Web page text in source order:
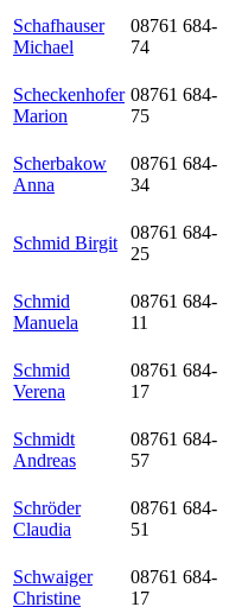
Schafhauser
Michael
08761 684-
74
Scheckenhofer
Marion
08761 684-
75
Scherbakow
Anna
08761 684-
34
Schmid Birgit
08761 684-
25
Schmid
Manuela
08761 684-
11
Schmid
Verena
08761 684-
17
Schmidt
Andreas
08761 684-
57
Schröder
Claudia
08761 684-
51
Schwaiger
Christine
08761 684-
17